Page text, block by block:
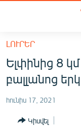
հիմնական
բովանդակությանը
հիմնական
մենյուին
ՀԱՅԱՍՏԱՆ
ՔԱՂԱՔԱԿԱՆ
ԸՆՏՐՈՒԹՅՈՒՆՆԵՐ
ԻՐԱՎՈՒՆՔ
ԼՈՒՐԵՐ
Ելփինից 8
բալլանոց
հունիս 17, 2021
Կիսվել